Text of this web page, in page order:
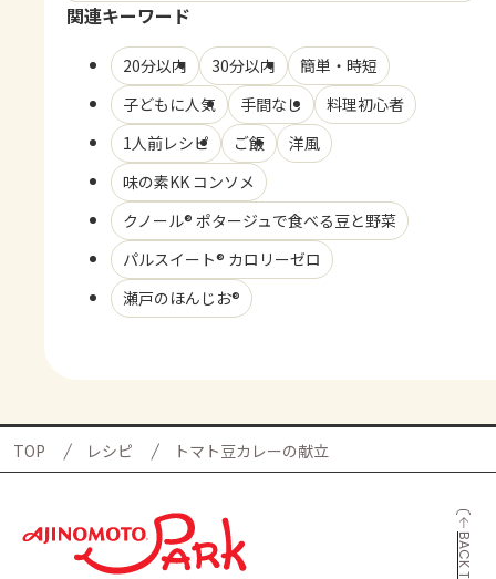
関連キーワード
20分以内 30分以内
簡単・時短
子どもに人気
手間なし
料理初心者
1人前レシピ
ご飯
洋風
味の素KK コンソメ
クノール® ポタージュで食べる豆と野菜
パルスイート® カロリーゼロ
瀬戸のほんじお®
TOP レシピ トマト豆カレーの献立